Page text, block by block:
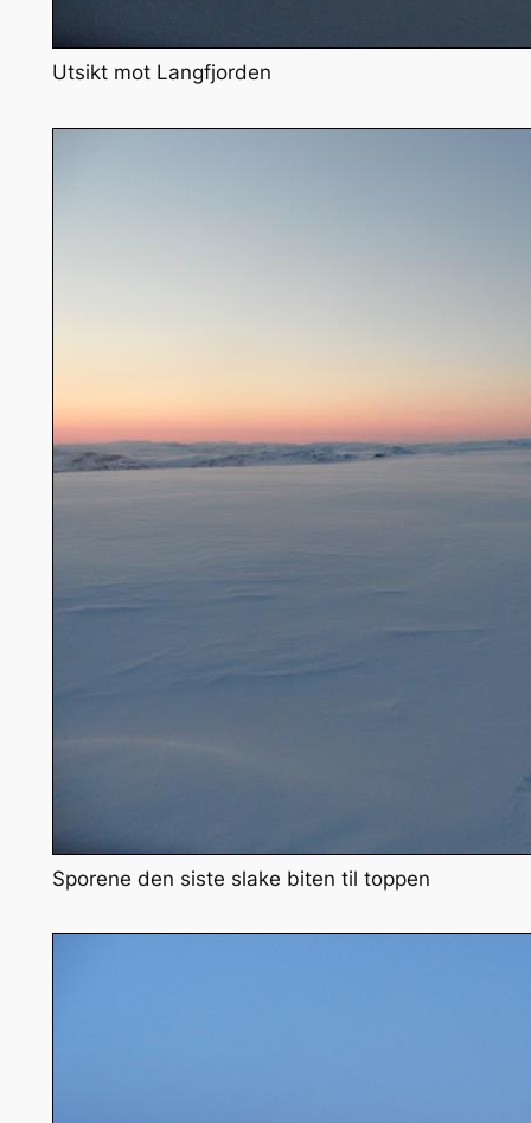
Utsikt mot Langfjorden
Sporene den siste slake biten til toppen